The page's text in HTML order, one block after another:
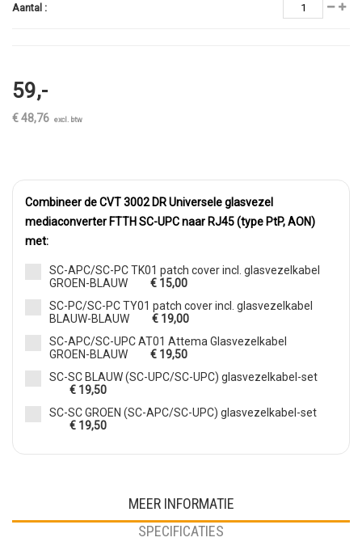
Aantal :
59,-
€ 48,76 excl. btw
Combineer de CVT 3002 DR Universele glasvezel
mediaconverter FTTH SC-UPC naar RJ45 (type PtP, AON)
met:
SC-APC/SC-PC TK01 patch cover incl. glasvezelkabel
GROEN-BLAUW
€ 15,00
SC-PC/SC-PC TY01 patch cover incl. glasvezelkabel
BLAUW-BLAUW
€ 19,00
SC-APC/SC-UPC AT01 Attema Glasvezelkabel
GROEN-BLAUW
€ 19,50
SC-SC BLAUW (SC-UPC/SC-UPC) glasvezelkabel-set
€ 19,50
SC-SC GROEN (SC-APC/SC-UPC) glasvezelkabel-set
€ 19,50
MEER INFORMATIE
SPECIFICATIES